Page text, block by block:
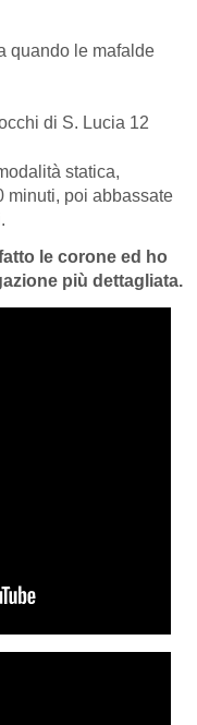
quando le mafalde
statica,
minuti, poi abbassate
le corone ed ho
più dettagliata.